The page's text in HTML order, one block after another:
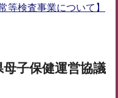
等検査事業について】
子保健運営協議